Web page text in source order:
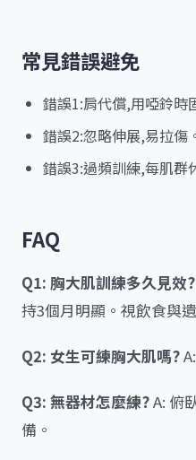
常見錯誤避免
錯誤1:肩代償,用啞鈴時
錯誤2:忽略伸展,易拉傷
錯誤3:過頻訓練,每肌群
FAQ
Q1: 胸大肌訓練多久見效?
持3個月明顯。視飲食與
Q2: 女生可練胸大肌嗎?
Q3: 無器材怎麼練?A: 俯
備。